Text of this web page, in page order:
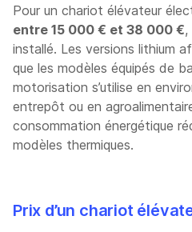
Pour un chariot élévateur
entre 15 000 € et 38 000 €,
installé. Les versions lithium
que les modèles équipés de
motorisation s’utilise en
entrepôt ou en
consommation énergétique
modèles thermiques.
Prix d’un chariot